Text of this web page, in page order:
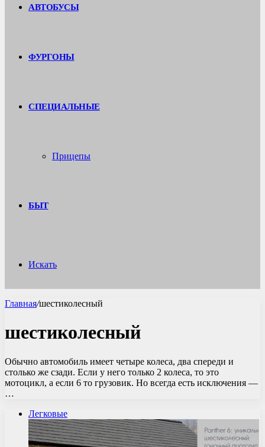
АВТОБУСЫ
ФУРГОНЫ
СПЕЦИАЛЬНЫЕ
Прицепы
БЫТ
Искать
Главная/шестиколесный
шестиколесный
Обычно автомобиль имеет четыре колеса, два спереди и
столько же сзади. Если у него только 2 колеса, то это
мотоцикл, а если 6 то грузовик. Но всегда есть исключения —
…
Легковые